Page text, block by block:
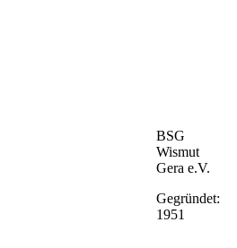
BSG
Wismut
Gera e.V.
Gegründet:
1951